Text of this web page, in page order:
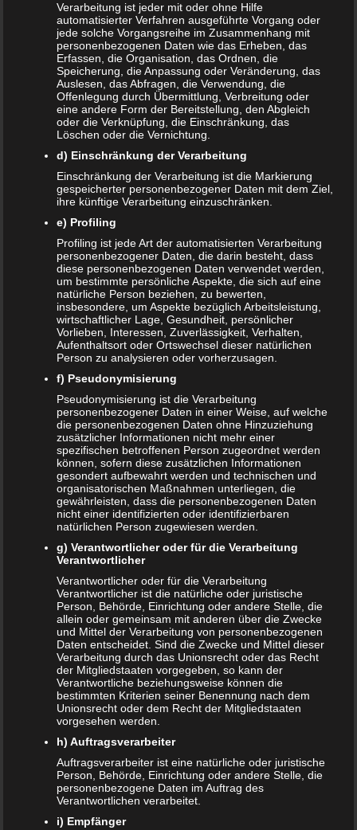
Ich habe dieDatenschutzerklärungzur Kenntnis
genommen.
Datenschutzerklärung Datenauszug |Datenschutzeinstellungen
Fotonachweise Impressum
NEUE ARTIKEL
Das sind die vier Phasen der Eltern-Kind-Beziehung
Bildschirmzeit für Kinder: So viel ist wirklich genug!
Schwangerschaft – ein kurzer Überblick
Schwangerschaft: 1. Trimester
Babyhaut schützen: So gelingt es am besten!
NEUE KOMMENTARE
Frank Zimmermann zuSchwanger von Affäre – was nun?
Kristin RudolphzuVollmachten für Kinder
zuVollmachten für Kinder
zuBRIO Angebote – Holzeisenbahnen besonders
günstig kaufen
SANDRAzuVollmachten für Kinder
NACHRICHTEN
Kinder- und Jugendstärkungsgesetz kommt
Familien profitieren vom Rekordhaushalt 2020
Cannabis in der Muttermilch nachweisbar
Elterngeld online beantragen
Verarbeitung ist jeder mit oder ohne Hilfe
automatisierter Verfahren ausgeführte Vorgang oder
jede solche Vorgangsreihe im Zusammenhang mit
personenbezogenen Daten wie das Erheben, das
Erfassen, die Organisation, das Ordnen, die
Speicherung, die Anpassung oder Veränderung, das
Auslesen, das Abfragen, die Verwendung, die
Offenlegung durch Übermittlung, Verbreitung oder
eine andere Form der Bereitstellung, den Abgleich
oder die Verknüpfung, die Einschränkung, das
Löschen oder die Vernichtung.
d) Einschränkung der Verarbeitung
Einschränkung der Verarbeitung ist die Markierung
gespeicherter personenbezogener Daten mit dem Ziel,
ihre künftige Verarbeitung einzuschränken.
e) Profiling
Profiling ist jede Art der automatisierten Verarbeitung
personenbezogener Daten, die darin besteht, dass
diese personenbezogenen Daten verwendet werden,
um bestimmte persönliche Aspekte, die sich auf eine
natürliche Person beziehen, zu bewerten,
insbesondere, um Aspekte bezüglich Arbeitsleistung,
wirtschaftlicher Lage, Gesundheit, persönlicher
Vorlieben, Interessen, Zuverlässigkeit, Verhalten,
Aufenthaltsort oder Ortswechsel dieser natürlichen
Person zu analysieren oder vorherzusagen.
f) Pseudonymisierung
Pseudonymisierung ist die Verarbeitung
personenbezogener Daten in einer Weise, auf welche
die personenbezogenen Daten ohne Hinzuziehung
zusätzlicher Informationen nicht mehr einer
spezifischen betroffenen Person zugeordnet werden
können, sofern diese zusätzlichen Informationen
gesondert aufbewahrt werden und technischen und
organisatorischen Maßnahmen unterliegen, die
gewährleisten, dass die personenbezogenen Daten
nicht einer identifizierten oder identifizierbaren
natürlichen Person zugewiesen werden.
g) Verantwortlicher oder für die Verarbeitung
Verantwortlicher
Verantwortlicher oder für die Verarbeitung
Verantwortlicher ist die natürliche oder juristische
Person, Behörde, Einrichtung oder andere Stelle, die
allein oder gemeinsam mit anderen über die Zwecke
und Mittel der Verarbeitung von personenbezogenen
Daten entscheidet. Sind die Zwecke und Mittel dieser
Verarbeitung durch das Unionsrecht oder das Recht
der Mitgliedstaaten vorgegeben, so kann der
Verantwortliche beziehungsweise können die
bestimmten Kriterien seiner Benennung nach dem
Unionsrecht oder dem Recht der Mitgliedstaaten
vorgesehen werden.
h) Auftragsverarbeiter
Auftragsverarbeiter ist eine natürliche oder juristische
Person, Behörde, Einrichtung oder andere Stelle, die
personenbezogene Daten im Auftrag des
Verantwortlichen verarbeitet.
i) Empfänger